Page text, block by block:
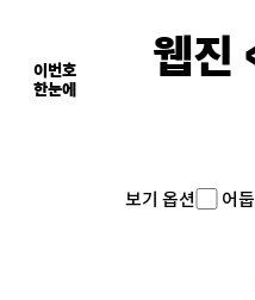
웹진
이번호
한눈에
보기 옵션 어둡